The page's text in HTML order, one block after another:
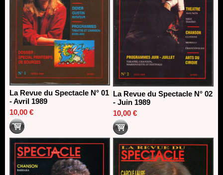
La Revue du Spectacle N° 01
- Avril 1989
10,00 €
La Revue du Spectacle N° 02
- Juin 1989
10,00 €